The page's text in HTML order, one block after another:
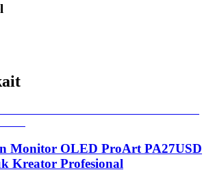
Monitor OLED ProArt PA27USD
Kreator Profesional